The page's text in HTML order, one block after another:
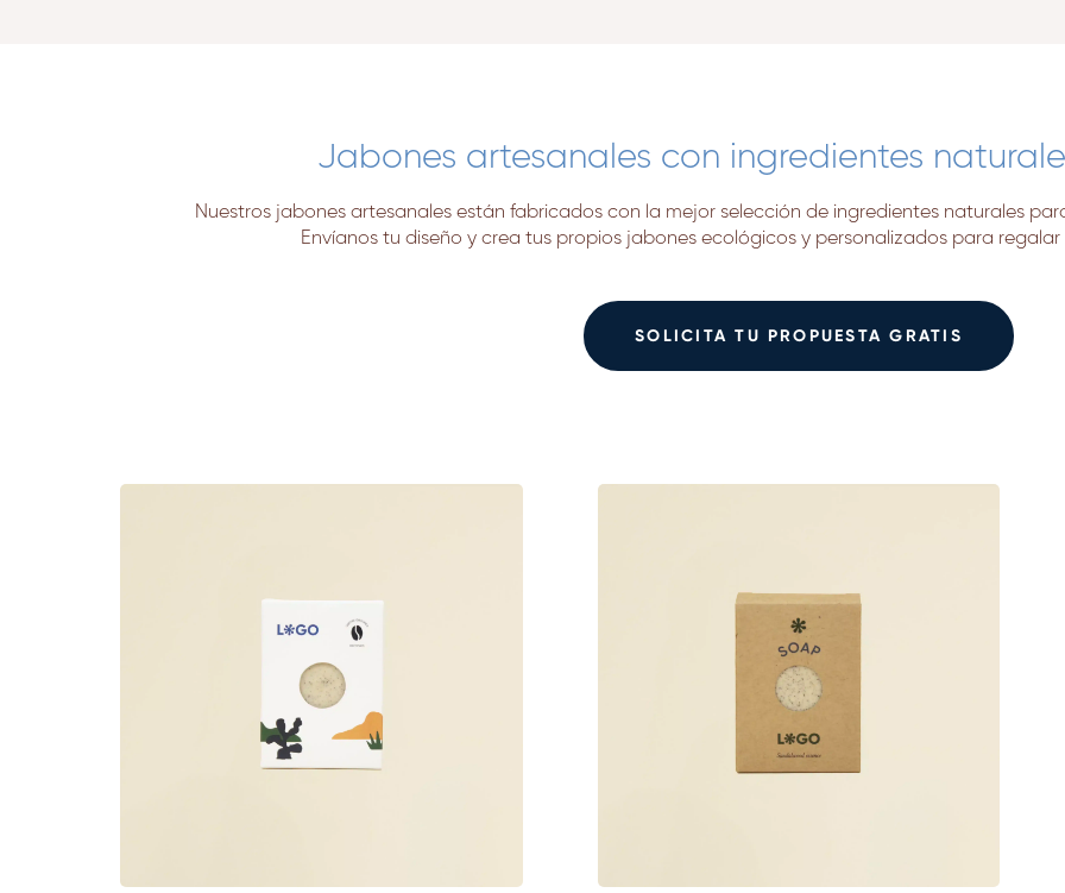
Jabones artesanales con ingredientes
Nuestros jabones artesanales están fabricados con la mejor selección de ingredientes naturales
Envíanos tu diseño y crea tus propios jabones ecológicos y personalizados para
SOLICITA TU PROPUESTA GRATIS